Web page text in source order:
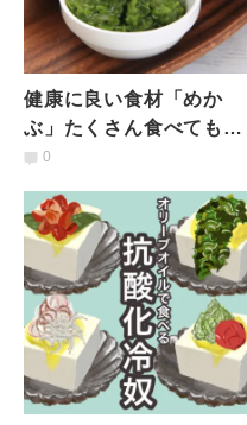
健康に良い食材「めか
ぶ」たくさん食べても
OK？気になる【食べすぎ
養士が解説
0